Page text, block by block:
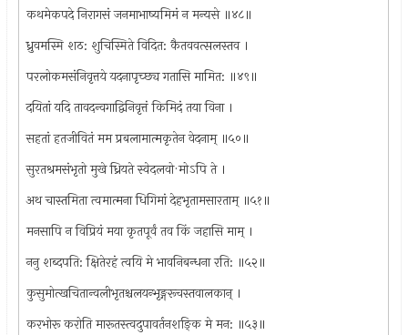
कथमेकपदे निरागसं जनमाभाष्यमिमं न मन्यसे ॥४८॥
ध्रुवमस्मि शठ: शुचिस्मिते विदित: कैतववत्सलस्तव ।
परलोकमसंनिवृत्तये यदनापृच्छ्य गतासि मामित: ॥४९॥
दयितां यदि तावदन्वगाद्विनिवृत्तं किमिदं तया विना ।
सहतां हतजीवितं मम प्रबलामात्मकृतेन वेदनाम् ॥५०॥
सुरतश्रमसंभृतो मुखे ध्रियते स्वेदलवो·मोऽपि ते ।
अथ चास्तमिता त्वमात्मना धिगिमां देहभृतामसारताम् ॥५१॥
मनसापि न विप्रियं मया कृतपूर्वं तव किं जहासि माम् ।
ननु शब्दपति: क्षितेरहं त्वयि मे भावनिबन्धना रति: ॥५२॥
कुसुमोत्खचितान्वलीभृतश्चलयन्भृङ्गरूचस्तवालकान् ।
करभोरू करोति मारूतस्त्वदुपावर्तनशङ्कि मे मन: ॥५३॥